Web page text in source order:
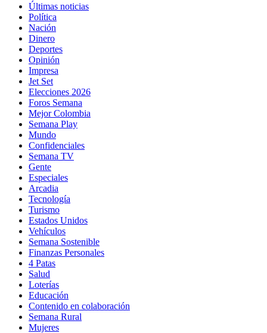
Últimas noticias
Política
Nación
Dinero
Deportes
Opinión
Impresa
Jet Set
Elecciones 2026
Foros Semana
Mejor Colombia
Semana Play
Mundo
Confidenciales
Semana TV
Gente
Especiales
Arcadia
Tecnología
Turismo
Estados Unidos
Vehículos
Semana Sostenible
Finanzas Personales
4 Patas
Salud
Loterías
Educación
Contenido en colaboración
Semana Rural
Mujeres